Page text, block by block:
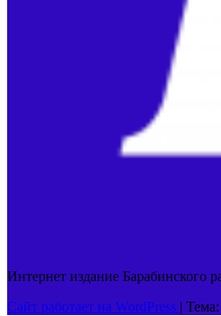
Интернет издание Барабинского
Сайт работает на WordPress |